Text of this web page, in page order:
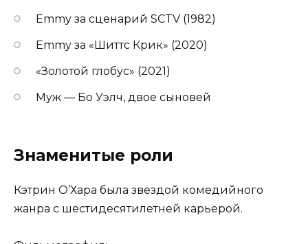
Emmy за сценарий SCTV (1982)
Emmy за «Шиттс Крик» (2020)
«Золотой глобус» (2021)
Муж — Бо Уэлч, двое сыновей
Знаменитые роли
Кэтрин О’Хара была звездой комедийного
жанра с шестидесятилетней карьерой.